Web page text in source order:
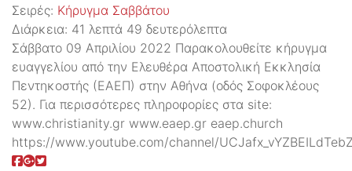
Σειρές: Kήρυγμα Σαββάτου
Διάρκεια: 41 λεπτά 49 δευτερόλεπτα
Σάββατο 09 Απριλίου 2022 Παρακολουθείτε κήρυγμα
ευαγγελίου από την Ελευθέρα Αποστολική Εκκλησία
Πεντηκοστής (ΕΑΕΠ) στην Αθήνα (οδός Σοφοκλέους
52). Για περισσότερες πληροφορίες στα site:
www.christianity.gr www.eaep.gr eaep.church
https://www.youtube.com/channel/